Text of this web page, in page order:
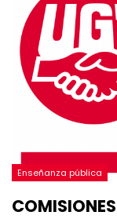
Enseñanza pública